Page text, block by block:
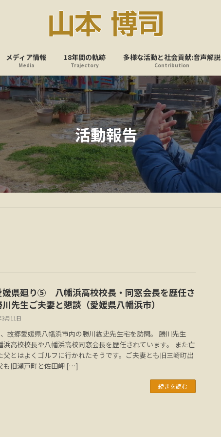
メディア情報
Media
18年間の軌跡
Trajectory
多様な活動と社会貢献:音声解説
Contribution
活動報告
媛県廻り⑤ 八幡浜高校校長・同窓会長を歴任さ
先生ご夫妻と懇談（愛媛県八幡浜市）
3月11日
故郷愛媛県八幡浜市内の勝川紘史先生宅を訪問。 勝川先生
浜高校校長や八幡浜高校同窓会長を歴任されています。 また亡
父とはよくゴルフに行かれたそうです。ご夫妻とも旧三崎町出
も旧瀬戸町と佐田岬 […]
続きを読む